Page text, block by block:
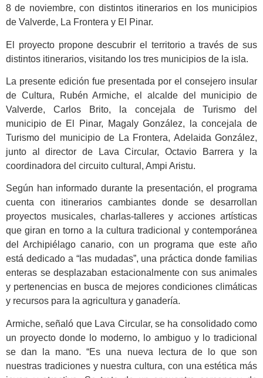
8 de noviembre, con distintos itinerarios en los municipios
de Valverde, La Frontera y El Pinar.
El proyecto propone descubrir el territorio a través de sus
distintos itinerarios, visitando los tres municipios de la isla.
La presente edición fue presentada por el consejero insular
de Cultura, Rubén Armiche, el alcalde del municipio de
Valverde, Carlos Brito, la concejala de Turismo del
municipio de El Pinar, Magaly González, la concejala de
Turismo del municipio de La Frontera, Adelaida González,
junto al director de Lava Circular, Octavio Barrera y la
coordinadora del circuito cultural, Ampi Aristu.
Según han informado durante la presentación, el programa
cuenta con itinerarios cambiantes donde se desarrollan
proyectos musicales, charlas-talleres y acciones artísticas
que giran en torno a la cultura tradicional y contemporánea
del Archipiélago canario, con un programa que este año
está dedicado a “las mudadas”, una práctica donde familias
enteras se desplazaban estacionalmente con sus animales
y pertenencias en busca de mejores condiciones climáticas
y recursos para la agricultura y ganadería.
Armiche, señaló que Lava Circular, se ha consolidado como
un proyecto donde lo moderno, lo ambiguo y lo tradicional
se dan la mano. “Es una nueva lectura de lo que son
nuestras tradiciones y nuestra cultura, con una estética más